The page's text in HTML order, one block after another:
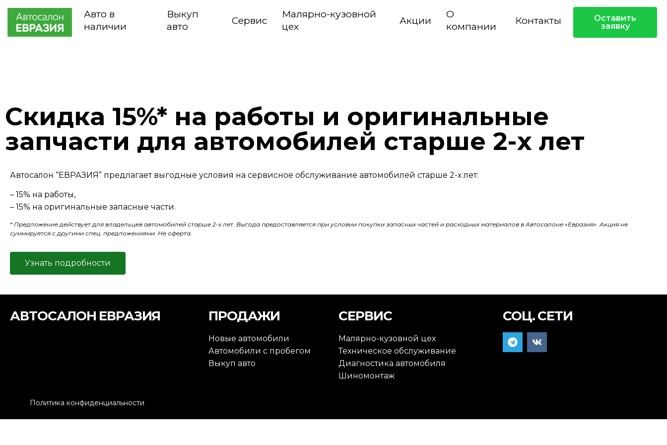
Авто в
наличии
Выкуп
авто
Сервис
Малярно-кузовной
цех
Акции
О
компании
Контакты
Оставить
заявку
Скидка 15%* на работы и оригинальные
запчасти для автомобилей старше 2-х лет
Автосалон “ЕВРАЗИЯ” предлагает выгодные условия на сервисное обслуживание автомобилей старше 2-х лет:
– 15% на работы,
– 15% на оригинальные запасные части.
* Предложение действует для владельцев автомобилей старше 2-х лет. Выгода предоставляется при условии покупки запасных частей и расходных материалов в Автосалоне «Евразия». Акция не
суммируется с другими спец. предложениями. Не оферта.
Узнать подробности
АВТОСАЛОН ЕВРАЗИЯ ПРОДАЖИ
Новые автомобили
Автомобили с пробегом
Выкуп авто
СЕРВИС
Малярно-кузовной цех
Техническое обслуживание
Диагностика автомобиля
Шиномонтаж
СОЦ. СЕТИ
Политика конфиденциальности